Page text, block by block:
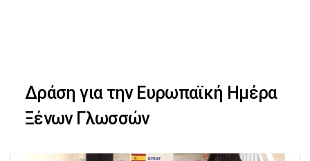
navigation
to
content
Δράση για την Ευρωπαϊκή Ημέρα
Ξένων Γλωσσών